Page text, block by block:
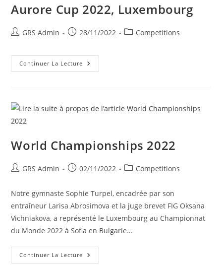
Aurore Cup 2022, Luxembourg
GRS Admin 28/11/2022 Competitions
Continuer La Lecture
World Championships 2022
GRS Admin 02/11/2022 Competitions
Notre gymnaste Sophie Turpel, encadrée par son
entraîneur Larisa Abrosimova et la juge brevet FIG Oksana
Vichniakova, a représenté le Luxembourg au Championnat
du Monde 2022 à Sofia en Bulgarie…
Continuer La Lecture